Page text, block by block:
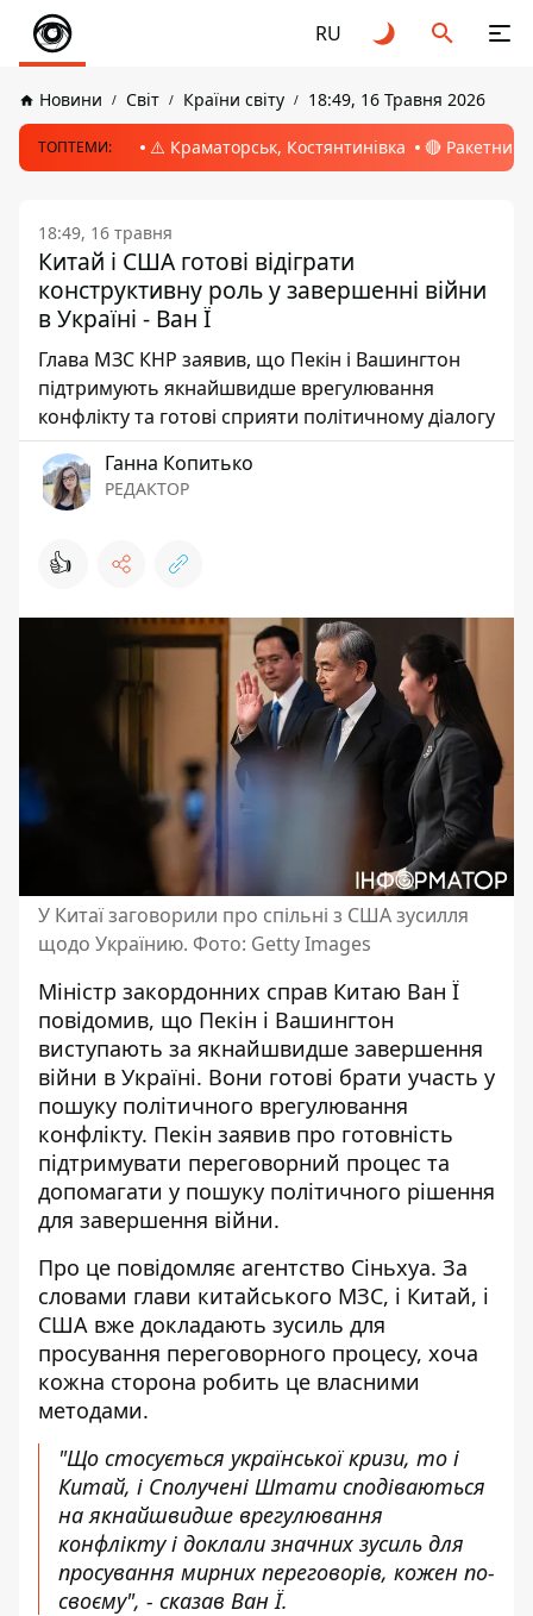
RU
Новини Світ Країни світу 18:49, 16 Травня 2026
ТОПТЕМИ: ⚠️ Краматорськ, Костянтинівка 🔴 Ракетний
18:49, 16 травня
Китай і США готові відіграти
конструктивну роль у завершенні війни
в Україні - Ван Ї
Глава МЗС КНР заявив, що Пекін і Вашингтон
підтримують якнайшвидше врегулювання
конфлікту та готові сприяти політичному діалогу
Ганна Копитько
РЕДАКТОР
👍
У Китаї заговорили про спільні з США зусилля
щодо Українию. Фото: Getty Images
Міністр закордонних справ Китаю Ван Ї
повідомив, що Пекін і Вашингтон
виступають за якнайшвидше завершення
війни в Україні. Вони готові брати участь у
пошуку політичного врегулювання
конфлікту. Пекін заявив про готовність
підтримувати переговорний процес та
допомагати у пошуку політичного рішення
для завершення війни.
Про це повідомляє агентство Сіньхуа. За
словами глави китайського МЗС, і Китай, і
США вже докладають зусиль для
просування переговорного процесу, хоча
кожна сторона робить це власними
методами.
"Що стосується української кризи, то і
Китай, і Сполучені Штати сподіваються
на якнайшвидше врегулювання
конфлікту і доклали значних зусиль для
просування мирних переговорів, кожен по-
своєму", - сказав Ван Ї.